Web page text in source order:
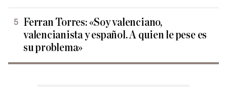
Ferran Torres: «Soy valenciano,
valencianista y español. A quien le pese es
su problema»